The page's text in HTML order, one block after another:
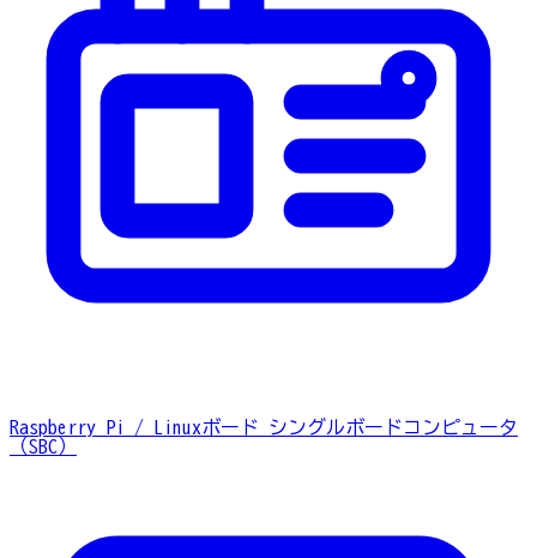
Raspberry Pi / Linuxボード
シングルボードコンピュータ
（SBC）